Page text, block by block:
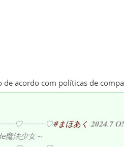
de acordo com políticas de
#まほあく 𝟐𝟎𝟐𝟒.𝟕
魔法少女～